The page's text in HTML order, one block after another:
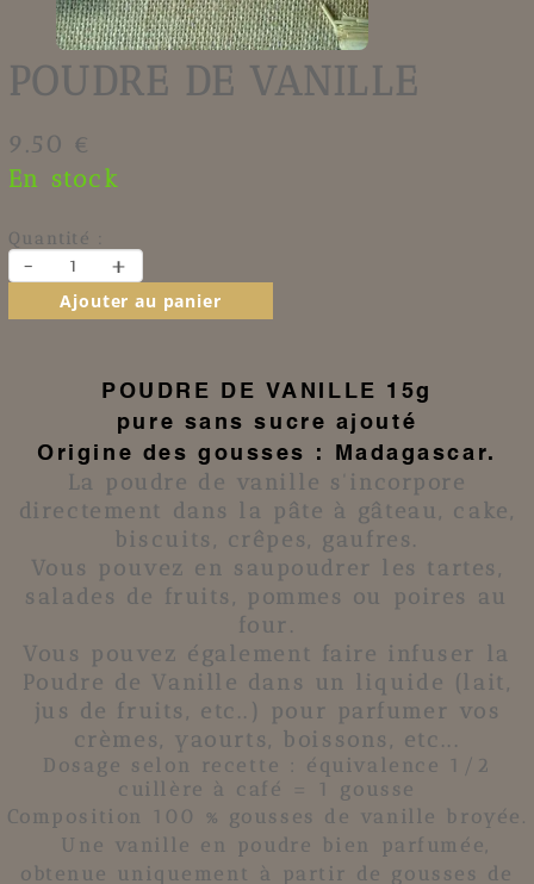
POUDRE DE VANILLE
9.50 €
En stock
Quantité :
- +
Ajouter au panier
POUDRE DE VANILLE 15g
pure sans sucre ajouté
Origine des gousses : Madagascar.
La poudre de vanille s'incorpore
directement dans la pâte à gâteau, cake,
biscuits , crêpes, gaufres.
Vous pouvez en saupoudrer les tartes,
salades de fruits, pommes ou poires au
four.
Vous pouvez également faire infuser la
Poudre de Vanille dans un liquide (lait,
jus de fruits, etc..) pour parfumer vos
crèmes, yaourts, boissons, etc...
Dosage selon recette : équivalence 1/2
cuillère à café = 1 gousse
Composition 100 % gousses de vanille broyée .
Une vanille en poudre
bien parfumée,
obtenue uniquement à partir de gousses de